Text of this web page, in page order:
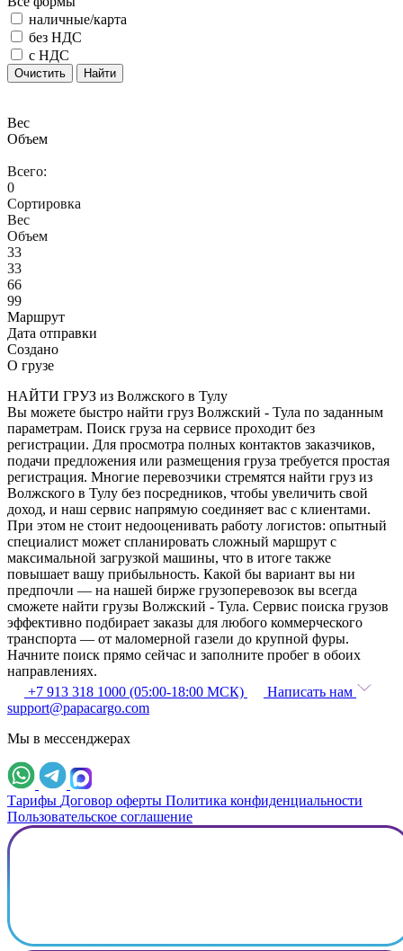
наличные/карта
без НДС
с НДС
Очистить Найти
Вес
Объем
Всего:
0
Сортировка
Вес
Объем
33
33
66
99
Маршрут
Дата отправки
Создано
О грузе
НАЙТИ ГРУЗ из Волжского в Тулу
Вы можете быстро найти груз Волжский - Тула по заданным
параметрам. Поиск груза на сервисе проходит без
регистрации. Для просмотра полных контактов заказчиков,
подачи предложения или размещения груза требуется простая
регистрация. Многие перевозчики стремятся найти груз из
Волжского в Тулу без посредников, чтобы увеличить свой
доход, и наш сервис напрямую соединяет вас с клиентами.
При этом не стоит недооценивать работу логистов: опытный
специалист может спланировать сложный маршрут с
максимальной загрузкой машины, что в итоге также
повышает вашу прибыльность. Какой бы вариант вы ни
предпочли — на нашей бирже грузоперевозок вы всегда
сможете найти грузы Волжский - Тула. Сервис поиска грузов
эффективно подбирает заказы для любого коммерческого
транспорта — от маломерной газели до крупной фуры.
Начните поиск прямо сейчас и заполните пробег в обоих
направлениях.
+7 913 318 1000 (05:00-18:00 МСК)
Написать нам
support@papacargo.com
Мы в мессенджерах
Тарифы Договор оферты Политика конфиденциальности
Пользовательское соглашение